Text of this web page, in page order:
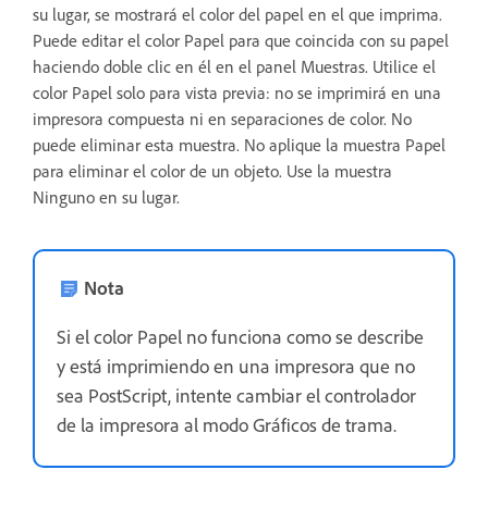
su lugar, se mostrará el color del papel en el que imprima.
Puede editar el color Papel para que coincida con su papel
haciendo doble clic en él en el panel Muestras. Utilice el
color Papel solo para vista previa: no se imprimirá en una
impresora compuesta ni en separaciones de color. No
puede eliminar esta muestra. No aplique la muestra Papel
para eliminar el color de un objeto. Use la muestra
Ninguno en su lugar.
Nota
Si el color Papel no funciona como se describe
y está imprimiendo en una impresora que no
sea PostScript, intente cambiar el controlador
de la impresora al modo Gráficos de trama.